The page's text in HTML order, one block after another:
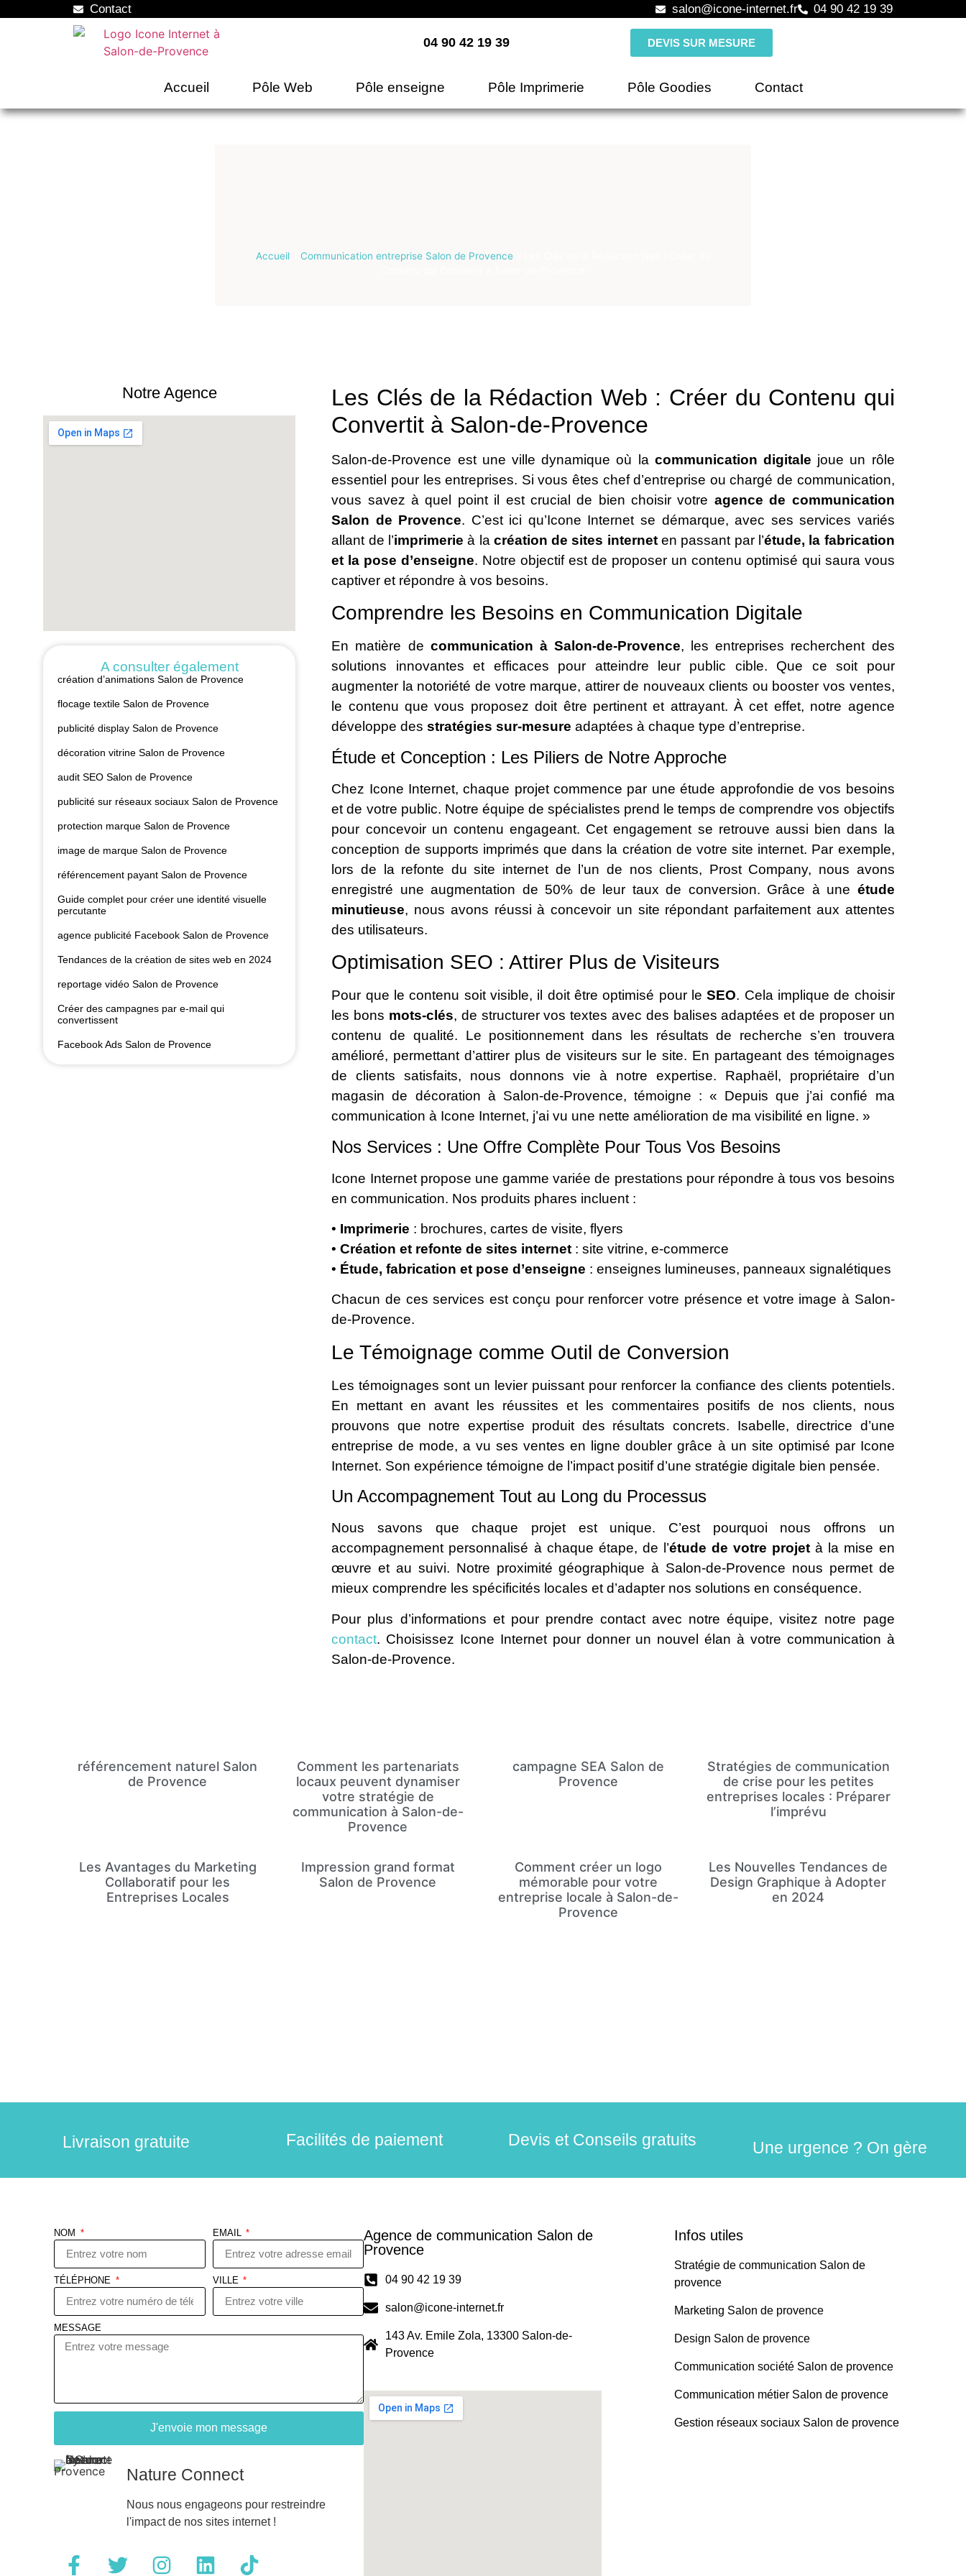
Contact salon@icone-internet.fr 04 90 42 19 39
04 90 42 19 39 DEVIS SUR MESURE
Accueil Pôle Web Pôle enseigne Pôle Imprimerie Pôle Goodies Contact
Accueil Communication entreprise Salon de Provence
Notre Agence
A consulter également
création d’animations Salon de Provence
flocage textile Salon de Provence
publicité display Salon de Provence
décoration vitrine Salon de Provence
audit SEO Salon de Provence
publicité sur réseaux sociaux Salon de Provence
protection marque Salon de Provence
image de marque Salon de Provence
référencement payant Salon de Provence
Guide complet pour créer une identité visuelle
percutante
agence publicité Facebook Salon de Provence
Tendances de la création de sites web en 2024
reportage vidéo Salon de Provence
Créer des campagnes par e-mail qui
convertissent
Facebook Ads Salon de Provence
Les Clés de la Rédaction Web : Créer du Contenu qui
Convertit à Salon-de-Provence
Salon-de-Provence est une ville dynamique où la communication digitale joue un rôle
essentiel pour les entreprises. Si vous êtes chef d’entreprise ou chargé de communication,
vous savez à quel point il est crucial de bien choisir votre agence de communication
Salon de Provence. C’est ici qu’Icone Internet se démarque, avec ses services variés
allant de l’imprimerie à la création de sites interneten passant par l’étude, la fabrication
et la pose d’enseigne. Notre objectif est de proposer un contenu optimisé qui saura vous
captiver et répondre à vos besoins.
Comprendre les Besoins en Communication Digitale
En matière de communication à Salon-de-Provence, les entreprises recherchent des
solutions innovantes et efficaces pour atteindre leur public cible. Que ce soit pour
augmenter la notoriété de votre marque, attirer de nouveaux clients ou booster vos ventes,
le contenu que vous proposez doit être pertinent et attrayant. À cet effet, notre agence
développe desstratégies sur-mesure adaptées à chaque type d’entreprise.
Étude et Conception : Les Piliers de Notre Approche
Chez Icone Internet, chaque projet commence par une étude approfondie de vos besoins
et de votre public. Notre équipe de spécialistes prend le temps de comprendre vos objectifs
pour concevoir un contenu engageant. Cet engagement se retrouve aussi bien dans la
conception de supports imprimés que dans la création de votre site internet. Par exemple,
lors de la refonte du site internet de l’un de nos clients, Prost Company, nous avons
enregistré une augmentation de 50% de leur taux de conversion. Grâce à une étude
minutieuse, nous avons réussi à concevoir un site répondant parfaitement aux attentes
des utilisateurs.
Optimisation SEO : Attirer Plus de Visiteurs
Pour que le contenu soit visible, il doit être optimisé pour leSEO. Cela implique de choisir
les bons mots-clés, de structurer vos textes avec des balises adaptées et de proposer un
contenu de qualité. Le positionnement dans les résultats de recherche s’en trouvera
amélioré, permettant d’attirer plus de visiteurs sur le site. En partageant des témoignages
de clients satisfaits, nous donnons vie à notre expertise. Raphaël, propriétaire d’un
magasin de décoration à Salon-de-Provence, témoigne : « Depuis que j’ai confié ma
communication à Icone Internet, j’ai vu une nette amélioration de ma visibilité en ligne. »
Nos Services : Une Offre Complète Pour Tous Vos Besoins
Icone Internet propose une gamme variée de prestations pour répondre à tous vos besoins
en communication. Nos produits phares incluent :
• Imprimerie : brochures, cartes de visite, flyers
•Création et refonte de sites internet : site vitrine, e-commerce
• Étude, fabrication et pose d’enseigne : enseignes lumineuses, panneaux signalétiques
Chacun de ces services est conçu pour renforcer votre présence et votre image à Salon-
de-Provence.
Le Témoignage comme Outil de Conversion
Les témoignages sont un levier puissant pour renforcer la confiance des clients potentiels.
En mettant en avant les réussites et les commentaires positifs de nos clients, nous
prouvons que notre expertise produit des résultats concrets. Isabelle, directrice d’une
entreprise de mode, a vu ses ventes en ligne doubler grâce à un site optimisé par Icone
Internet. Son expérience témoigne de l’impact positif d’une stratégie digitale bien pensée.
Un Accompagnement Tout au Long du Processus
Nous savons que chaque projet est unique. C’est pourquoi nous offrons un
accompagnement personnalisé à chaque étape, de l’étude de votre projet à la mise en
œuvre et au suivi. Notre proximité géographique à Salon-de-Provence nous permet de
mieux comprendre les spécificités locales et d’adapter nos solutions en conséquence.
Pour plus d’informations et pour prendre contact avec notre équipe, visitez notre page
contact. Choisissez Icone Internet pour donner un nouvel élan à votre communication à
Salon-de-Provence.
référencement naturel Salon
de Provence
Comment les partenariats
locaux peuvent dynamiser
votre stratégie de
communication à Salon-de-
Provence
campagne SEA Salon de
Provence
Stratégies de communication
de crise pour les petites
entreprises locales : Préparer
l’imprévu
Les Avantages du Marketing
Collaboratif pour les
Entreprises Locales
Impression grand format
Salon de Provence
Comment créer un logo
mémorable pour votre
entreprise locale à Salon-de-
Provence
Les Nouvelles Tendances de
Design Graphique à Adopter
en 2024
Livraison gratuite Facilités de paiement Devis et Conseils gratuits Une urgence ? On gère
NOM EMAIL
TÉLÉPHONE VILLE
MESSAGE
J'envoie mon message
Nature Connect
Nous nous engageons pour restreindre
l'impact de nos sites internet !
Agence de communication Salon de
Provence
04 90 42 19 39
salon@icone-internet.fr
143 Av. Emile Zola, 13300 Salon-de-
Provence
Infos utiles
Stratégie de communication Salon de
provence
Marketing Salon de provence
Design Salon de provence
Communication société Salon de provence
Communication métier Salon de provence
Gestion réseaux sociaux Salon de provence